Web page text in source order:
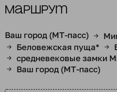
Маршрут
Ваш город (МТ-пасс) →
→ Беловежская пуща* →
→ средневековые замки
→ Ваш город (МТ-пасс)